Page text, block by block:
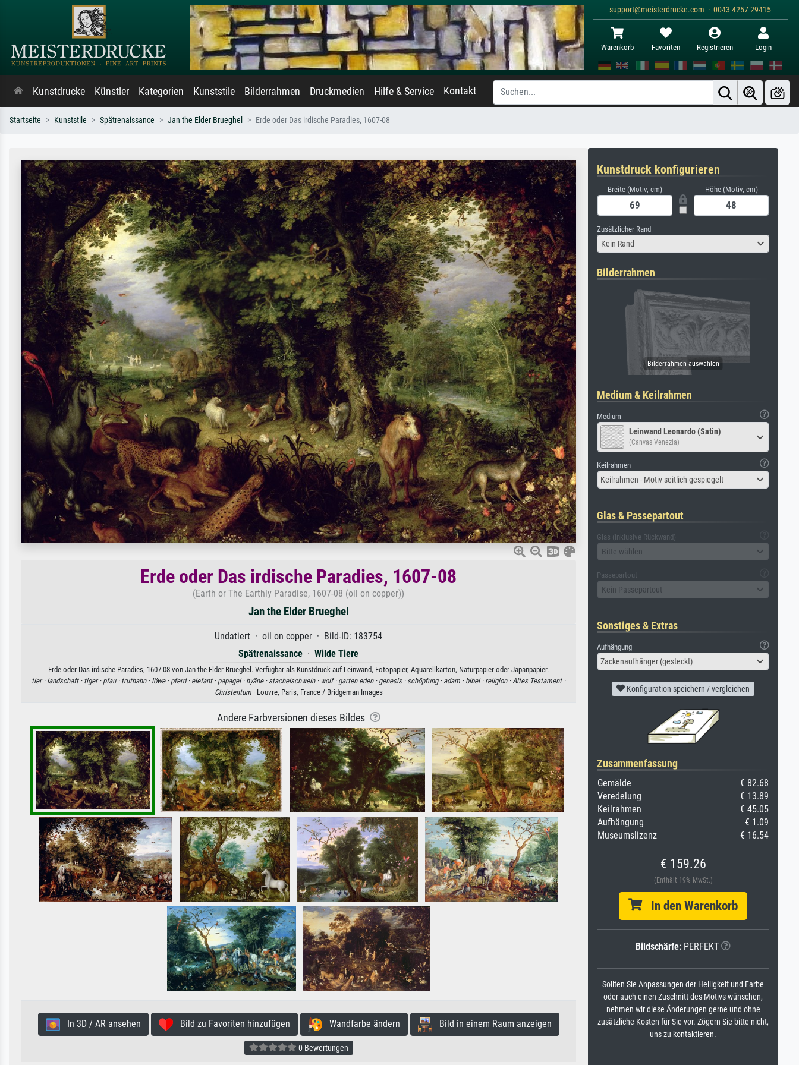
support@meisterdrucke.com · 0043 4257 29415
Warenkorb Favoriten Registrieren Login
Kunstdrucke Künstler Kategorien Kunststile Bilderrahmen Druckmedien Hilfe & Service Kontakt
Startseite Kunststile Spätrenaissance Jan the Elder Brueghel Erde oder Das irdische Paradies, 1607-08
Erde oder Das irdische Paradies, 1607-08
(Earth or The Earthly Paradise, 1607-08 (oil on copper))
Jan the Elder Brueghel
Undatiert · oil on copper · Bild-ID: 183754
Spätrenaissance · Wilde Tiere
Erde oder Das irdische Paradies, 1607-08 von Jan the Elder Brueghel. Verfügbar als Kunstdruck auf Leinwand, Fotopapier, Aquarellkarton, Naturpapier oder Japanpapier.
tier · landschaft · tiger · pfau · truthahn · löwe · pferd · elefant · papagei · hyäne · stachelschwein · wolf · garten eden · genesis · schöpfung · adam · bibel · religion · Altes Testament ·
Christentum· Louvre, Paris, France / Bridgeman Images
Andere Farbversionen dieses Bildes
In 3D / AR ansehen Bild zu Favoriten hinzufügen Wandfarbe ändern Bild in einem Raum anzeigen
0 Bewertungen
Kunstdruck konfigurieren
Breite (Motiv, cm) Höhe (Motiv, cm)
Zusätzlicher Rand
Kein Rand
Bilderrahmen
Medium & Keilrahmen
Medium
Leinwand Leonardo (Satin)
(Canvas Venezia)
Keilrahmen
Keilrahmen - Motiv seitlich gespiegelt
Glas & Passepartout
Glas (inklusive Rückwand)
Bitte wählen
Passepartout
Kein Passepartout
Sonstiges & Extras
Aufhängung
Zackenaufhänger (gesteckt)
Konfiguration speichern / vergleichen
Zusammenfassung
Gemälde
€ 82.68
Veredelung
€ 13.89
Keilrahmen
€ 45.05
Aufhängung
€ 1.09
Museumslizenz
€ 16.54
€ 159.26
(Enthält 19% MwSt.)
In den Warenkorb
Bildschärfe: PERFEKT
Sollten Sie Anpassungen der Helligkeit und Farbe
oder auch einen Zuschnitt des Motivs wünschen,
nehmen wir diese Änderungen gerne und ohne
zusätzliche Kosten für Sie vor. Zögern Sie bitte nicht,
uns zu kontaktieren.